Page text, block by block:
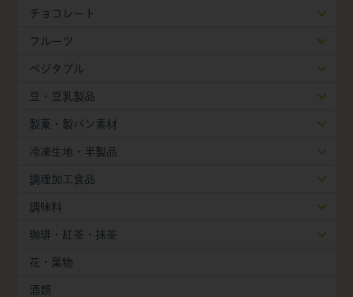
チョコレート
フルーツ
ベジタブル
豆・豆乳製品
製菓・製パン素材
冷凍生地・半製品
調理加工食品
調味料
珈琲・紅茶・抹茶
花・葉物
酒類